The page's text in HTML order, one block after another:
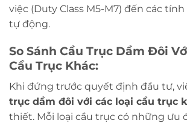
việc (Duty Class M5-M7) đến các
tự động.
So Sánh Cầu Trục Dầm Đôi
Cầu Trục Khác:
Khi đứng trước quyết định đầu tư,
trục dầm đôi với các loại cầu trục
thiết. Mỗi loại cầu trục có những ưu